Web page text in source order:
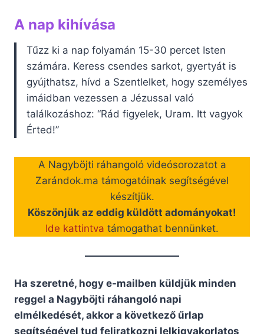
A nap kihívása
Tűzz ki a nap folyamán 15-30 percet Isten
számára. Keress csendes sarkot, gyertyát is
gyújthatsz, hívd a Szentlelket, hogy személyes
imáidban vezessen a Jézussal való
találkozáshoz: “Rád figyelek, Uram. Itt vagyok
Érted!”
A Nagyböjti ráhangoló videósorozatot a
Zarándok.ma támogatóinak segítségével
készítjük.
Köszönjük az eddig küldött adományokat!
Ide kattintva támogathat bennünket.
Ha szeretné, hogy e-mailben küldjük minden
reggel a Nagyböjti ráhangoló napi
elmélkedését, akkor a következő űrlap
segítségével tud feliratkozni lelkigyakorlatos